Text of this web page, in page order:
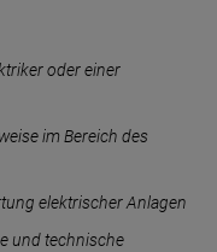
oder einer
im Bereich des
elektrischer Anlagen
und technische